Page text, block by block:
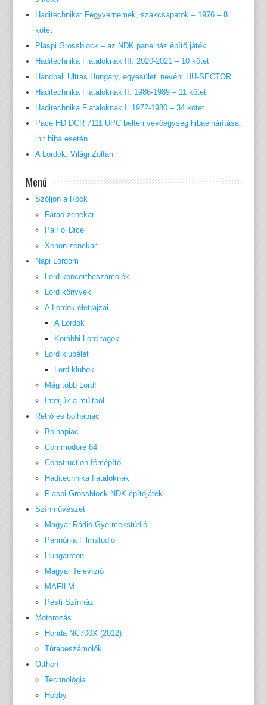
Haditechnika: Fegyvernemek, szakcsapatok – 1976 – 8
kötet
Plaspi Grossblock – az NDK panelház építő játék
Haditechnika Fiataloknak III. 2020-2021 – 10 kötet
Handball Ultras Hungary, egyesületi nevén: HU-SECTOR.
Haditechnika Fiataloknak II. 1986-1989 – 11 kötet
Haditechnika Fiataloknak I. 1972-1980 – 34 kötet
Pace HD DCR 7111 UPC beltéri vevőegység hibaelhárítása:
lnlt hiba esetén
A Lordok: Világi Zoltán
Menü
Szóljon a Rock
Fáraó zenekar
Pair o' Dice
Xenon zenekar
Napi Lordom
Lord koncertbeszámolók
Lord könyvek
A Lordok életrajzai
A Lordok
Korábbi Lord tagok
Lord klubélet
Lord klubok
Még több Lord!
Interjúk a múltból
Retró és bolhapiac
Bolhapiac
Commodore 64
Construction fémépítő
Haditechnika fiataloknak
Plaspi Grossblock NDK építőjáték
Színművészet
Magyar Rádió Gyermekstúdió
Pannónia Filmstúdió
Hungaroton
Magyar Televízió
MAFILM
Pesti Színház
Motorozás
Honda NC700X (2012)
Túrabeszámolók
Otthon
Technológia
Hobby